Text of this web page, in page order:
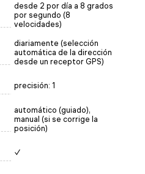
desde 2 por día a 8 grados
por segundo (8
velocidades)
diariamente (selección
automática de la dirección
desde un receptor GPS)
precisión: 1
automático (guiado),
manual (si se corrige la
posición)
✓